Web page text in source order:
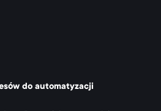
do automatyzacji